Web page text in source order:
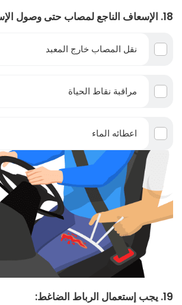
18. الإسعاف الناجع لمصاب حتى وصول الإسعافات يتمثل في :
نقل المصاب خارج المعبد
مراقبة نقاط الحياة
اعطائه الماء
19. يجب إستعمال الرباط الضاغط: